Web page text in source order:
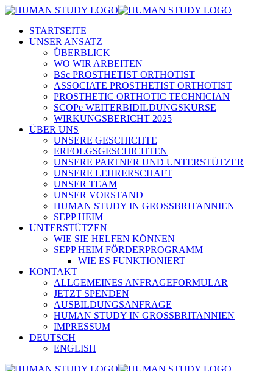
STARTSEITE
UNSER ANSATZ
ÜBERBLICK
WO WIR ARBEITEN
BSc PROSTHETIST ORTHOTIST
ASSOCIATE PROSTHETIST ORTHOTIST
PROSTHETIC ORTHOTIC TECHNICIAN
SCOPe WEITERBIDILDUNGSKURSE
WIRKUNGSBERICHT 2025
ÜBER UNS
UNSERE GESCHICHTE
ERFOLGSGESCHICHTEN
UNSERE PARTNER UND UNTERSTÜTZER
UNSERE LEHRERSCHAFT
UNSER TEAM
UNSER VORSTAND
HUMAN STUDY IN GROSSBRITANNIEN
SEPP HEIM
UNTERSTÜTZEN
WIE SIE HELFEN KÖNNEN
SEPP HEIM FÖRDERPROGRAMM
WIE ES FUNKTIONIERT
KONTAKT
ALLGEMEINES ANFRAGEFORMULAR
JETZT SPENDEN
AUSBILDUNGSANFRAGE
HUMAN STUDY IN GROSSBRITANNIEN
IMPRESSUM
DEUTSCH
ENGLISH